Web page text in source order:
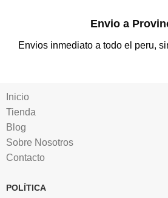
Envio a
Envios inmediato a todo el peru,
Inicio
Tienda
Blog
Sobre Nosotros
Contacto
POLÍTICA